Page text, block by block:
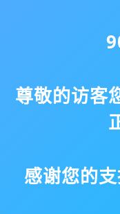
尊敬的访客
感谢您的支